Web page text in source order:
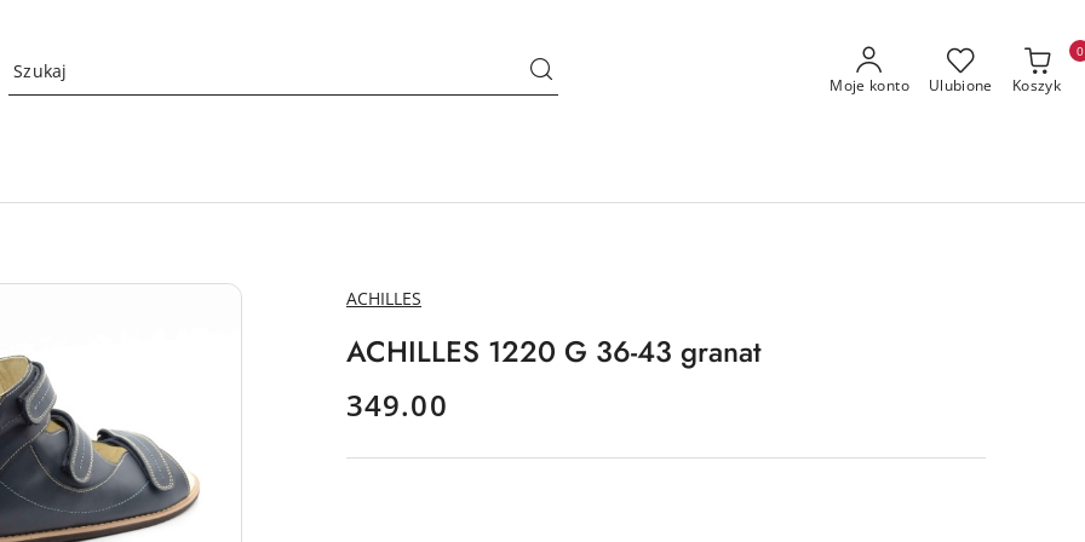
Moje konto Ulubione Koszyk
0
NAZWA
PRODUCENTA:
ACHILLES
ACHILLES 1220 G 36-43 granat
cena:
349.00